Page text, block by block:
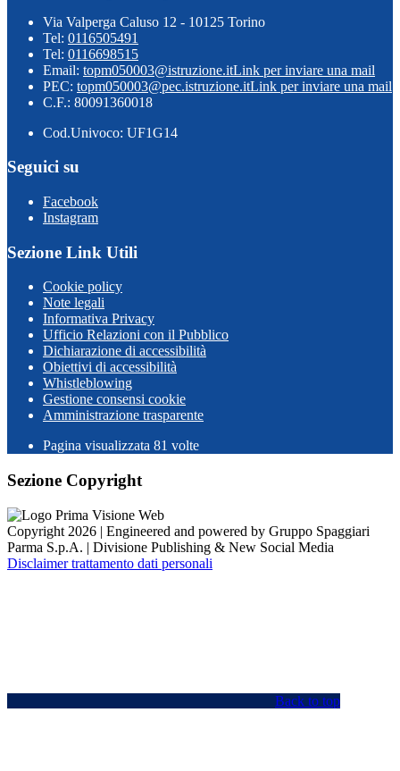
Via Valperga Caluso 12 - 10125 Torino
Tel: 0116505491
Tel: 0116698515
Email: topm050003@istruzione.itLink per inviare una mail
PEC: topm050003@pec.istruzione.itLink per inviare una mail
C.F.: 80091360018
Cod.Univoco: UF1G14
Seguici su
Facebook
Instagram
Sezione Link Utili
Cookie policy
Note legali
Informativa Privacy
Ufficio Relazioni con il Pubblico
Dichiarazione di accessibilità
Obiettivi di accessibilità
Whistleblowing
Gestione consensi cookie
Amministrazione trasparente
Pagina visualizzata 81 volte
Sezione Copyright
Copyright 2026 | Engineered and powered by Gruppo Spaggiari
Parma S.p.A. | Divisione Publishing & New Social Media
Disclaimer trattamento dati personali
Back to top